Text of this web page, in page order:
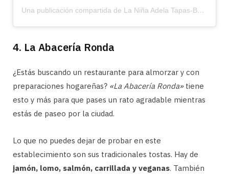
Una publicación compartida de La Niña Adela Tapas-Bar (@adelatapasbar)
4. La Abacería Ronda
¿Estás buscando un restaurante para almorzar y con
preparaciones hogareñas? «La Abacería Ronda»tiene
esto y más para que pases un rato agradable mientras
estás de paseo por la ciudad.
Lo que no puedes dejar de probar en este
establecimiento son sus tradicionales tostas. Hay de
jamón, lomo, salmón, carrillada y veganas. También